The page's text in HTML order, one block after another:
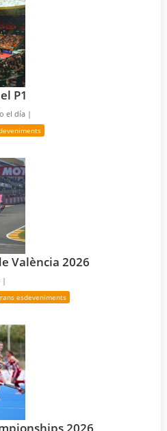
P1
el día |
València 2026
|
esdeveniments